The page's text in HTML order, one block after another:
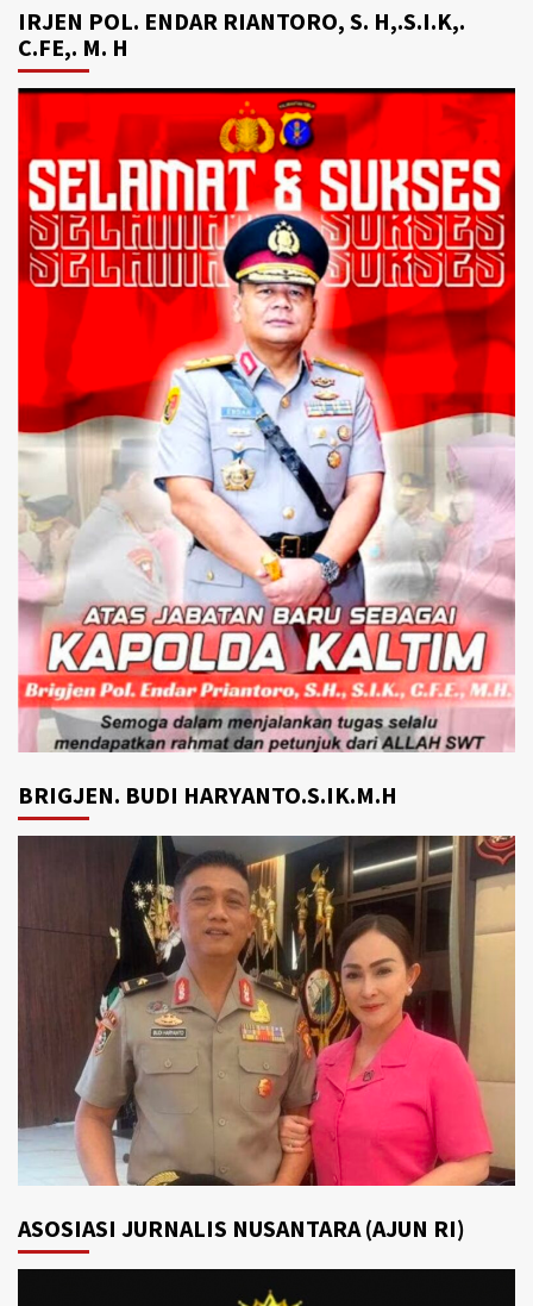
IRJEN POL. ENDAR RIANTORO, S. H,.S.I.K,.
C.FE,. M. H
BRIGJEN. BUDI HARYANTO.S.IK.M.H
ASOSIASI JURNALIS NUSANTARA (AJUN RI)